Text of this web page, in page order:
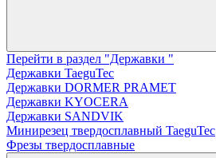
Перейти в раздел "Державки "
Державки TaeguTec
Державки DORMER PRAMET
Державки KYOCERA
Державки SANDVIK
Минирезец твердосплавный TaeguTec
Фрезы твердосплавные